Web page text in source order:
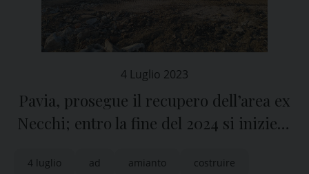
4 Luglio 2023
Pavia, prosegue il recupero dell’area ex
Necchi; entro la fine del 2024 si inizierà
4 luglio ad amianto costruire